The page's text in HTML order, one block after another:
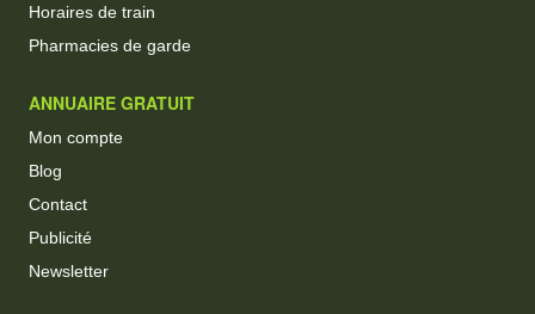
Horaires de train
Pharmacies de garde
ANNUAIRE GRATUIT
Mon compte
Blog
Contact
Publicité
Newsletter